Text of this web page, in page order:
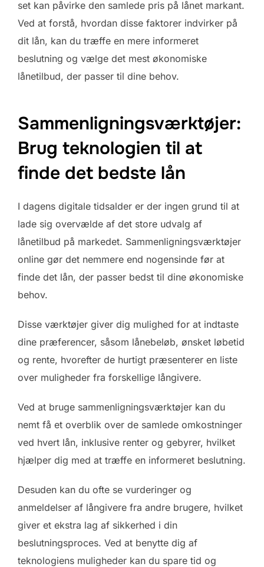
set kan påvirke den samlede pris på lånet markant.
Ved at forstå, hvordan disse faktorer indvirker på
dit lån, kan du træffe en mere informeret
beslutning og vælge det mest økonomiske
lånetilbud, der passer til dine behov.
Sammenligningsværktøjer:
Brug teknologien til at
finde det bedste lån
I dagens digitale tidsalder er der ingen grund til at
lade sig overvælde af det store udvalg af
lånetilbud på markedet. Sammenligningsværktøjer
online gør det nemmere end nogensinde før at
finde det lån, der passer bedst til dine økonomiske
behov.
Disse værktøjer giver dig mulighed for at indtaste
dine præferencer, såsom lånebeløb, ønsket løbetid
og rente, hvorefter de hurtigt præsenterer en liste
over muligheder fra forskellige långivere.
Ved at bruge sammenligningsværktøjer kan du
nemt få et overblik over de samlede omkostninger
ved hvert lån, inklusive renter og gebyrer, hvilket
hjælper dig med at træffe en informeret beslutning.
Desuden kan du ofte se vurderinger og
anmeldelser af långivere fra andre brugere, hvilket
giver et ekstra lag af sikkerhed i din
beslutningsproces. Ved at benytte dig af
teknologiens muligheder kan du spare tid og